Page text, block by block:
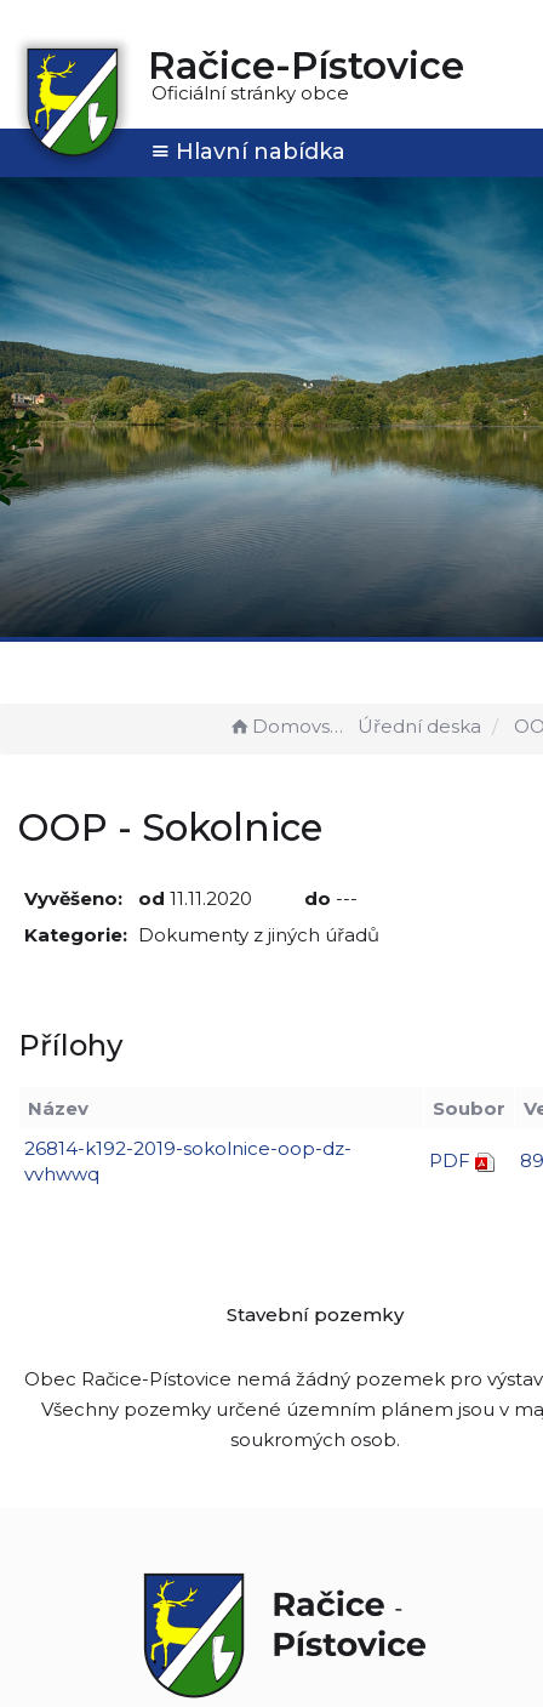
Račice-Pístovice
Oficiální stránky obce
Hlavní nabídka
Domovská stránka Úřední deska
OOP - Sokolnice
Vyvěšeno: od 11.11.2020 do ---
Kategorie: Dokumenty z jiných úřadů
Přílohy
Název Soubor
26814-k192-2019-sokolnice-oop-dz-
vvhwwq
PDF
Stavební pozemky
Obec Račice-Pístovice nemá žádný pozemek pro
Všechny pozemky určené územním plánem jsou v
soukromých osob.